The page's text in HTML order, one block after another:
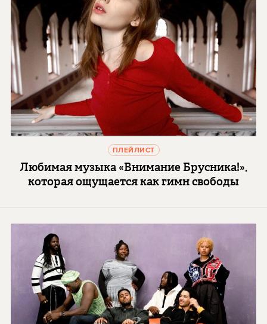
ПЛЕЙЛИСТ
Любимая музыка «Внимание Брусника!»,
которая ощущается как гимн свободы